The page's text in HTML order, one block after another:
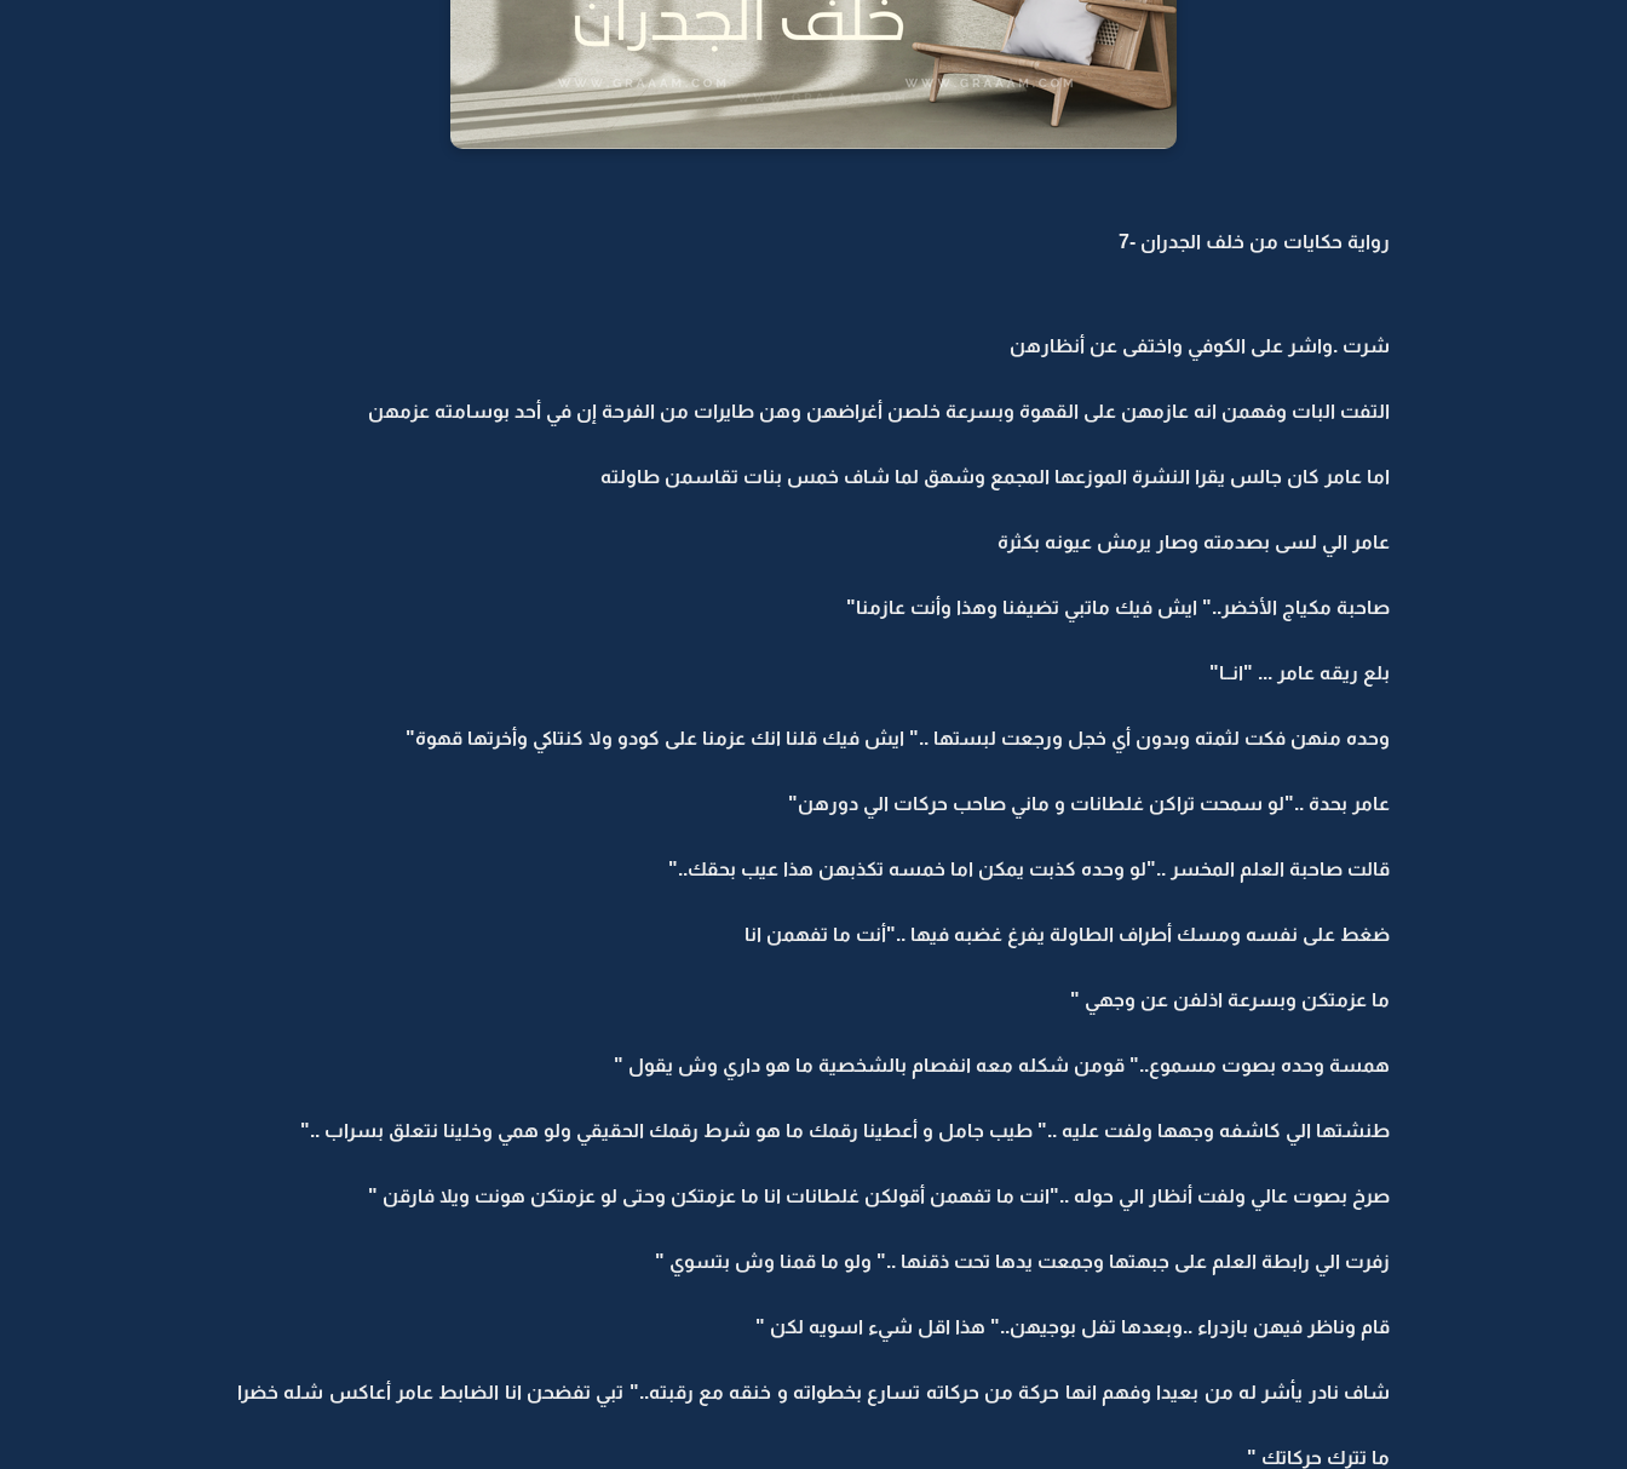
رواية حكايات من خلف الجدران -7
شرت .واشر على الكوفي واختفى عن أنظارهن
التفت البات وفهمن انه عازمهن على القهوة وبسرعة خلصن أغراضهن وهن طايرات من الفرحة إن في أحد بوسامته عزمهن
اما عامر كان جالس يقرا النشرة الموزعها المجمع وشهق لما شاف خمس بنات تقاسمن طاولته
عامر الي لسى بصدمته وصار يرمش عيونه بكثرة
صاحبة مكياج الأخضر.." ايش فيك ماتبي تضيفنا وهذا وأنت عازمنا"
بلع ريقه عامر ... "انــا"
وحده منهن فكت لثمته وبدون أي خجل ورجعت لبستها .." ايش فيك قلنا انك عزمنا على كودو ولا كنتاكي وأخرتها قهوة"
عامر بحدة .."لو سمحت تراكن غلطانات و ماني صاحب حركات الي دورهن"
قالت صاحبة العلم المخسر .."لو وحده كذبت يمكن اما خمسه تكذبهن هذا عيب بحقك.."
ضغط على نفسه ومسك أطراف الطاولة يفرغ غضبه فيها .."أنت ما تفهمن انا
ما عزمتكن وبسرعة اذلفن عن وجهي "
همسة وحده بصوت مسموع.." قومن شكله معه انفصام بالشخصية ما هو داري وش يقول "
طنشتها الي كاشفه وجهها ولفت عليه .." طيب جامل و أعطينا رقمك ما هو شرط رقمك الحقيقي ولو همي وخلينا نتعلق بسراب .."
صرخ بصوت عالي ولفت أنظار الي حوله .."انت ما تفهمن أقولكن غلطانات انا ما عزمتكن وحتى لو عزمتكن هونت ويلا فارقن "
زفرت الي رابطة العلم على جبهتها وجمعت يدها تحت ذقنها .." ولو ما قمنا وش بتسوي "
قام وناظر فيهن بازدراء ..وبعدها تفل بوجيهن.." هذا اقل شيء اسويه لكن "
شاف نادر يأشر له من بعيدا وفهم انها حركة من حركاته تسارع بخطواته و خنقه مع رقبته.." تبي تفضحن انا الضابط عامر أعاكس شله خضرا
ما تترك حركاتك "